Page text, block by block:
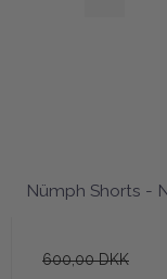
Nümph Shorts -
600,00 DKK